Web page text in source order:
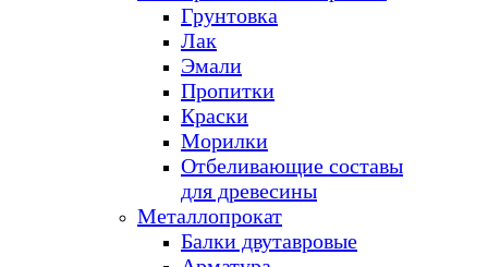
Грунтовка
Лак
Эмали
Пропитки
Краски
Морилки
Отбеливающие составы
для древесины
Металлопрокат
Балки двутавровые